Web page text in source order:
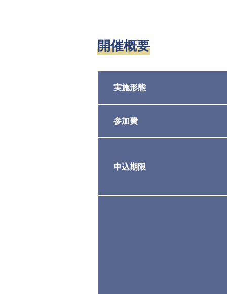
開催概要
実施形態
参加費
申込期限